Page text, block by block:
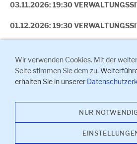
03.11.2026: 19:30
01.12.2026: 19:30
<<< zurück zur Startseite
(C) 2026 - SV Nürnberg-
Wir verwenden Cookies. Mit der
Seite stimmen Sie dem zu.
erhalten Sie in unserer
NUR